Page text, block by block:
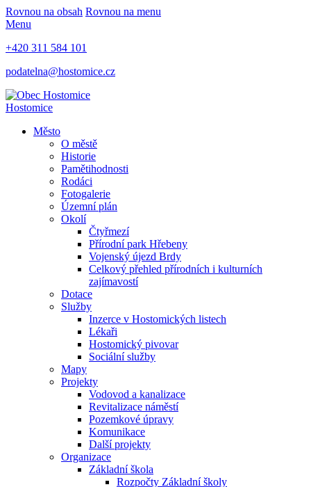
Rovnou na obsah Rovnou na menu
Menu
+420 311 584 101
podatelna@hostomice.cz
Hostomice
Město
O městě
Historie
Pamětihodnosti
Rodáci
Fotogalerie
Územní plán
Okolí
Čtyřmezí
Přírodní park Hřebeny
Vojenský újezd Brdy
Celkový přehled přírodních i kulturních
zajímavostí
Dotace
Služby
Inzerce v Hostomických listech
Lékaři
Hostomický pivovar
Sociální služby
Mapy
Projekty
Vodovod a kanalizace
Revitalizace náměstí
Pozemkové úpravy
Komunikace
Další projekty
Organizace
Základní škola
Rozpočty Základní školy